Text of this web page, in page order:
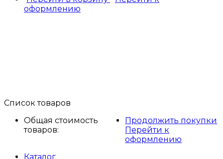
оформлению
Список товаров
Общая стоимость
товаров:
Продолжить покупки
Перейти к
оформлению
Каталог